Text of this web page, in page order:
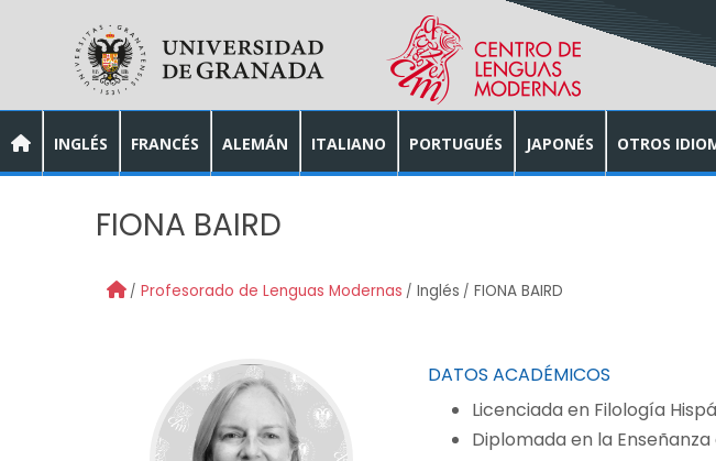
INGLÉS FRANCÉS ALEMÁN ITALIANO PORTUGUÉS JAPONÉS OTROS
FIONA BAIRD
Profesorado de Lenguas Modernas Inglés FIONA BAIRD
DATOS ACADÉMICOS
Licenciada en Filología
Diplomada en la Enseñanza